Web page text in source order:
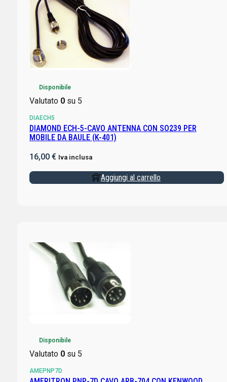
Disponibile
Valutato 0su 5
DIAECH5
DIAMOND ECH-5-CAVO ANTENNA CON SO239 PER
MOBILE DA BAULE (K-401)
16,00 € Iva inclusa
Aggiungi al carrello
Disponibile
Valutato 0su 5
AMEPNP7D